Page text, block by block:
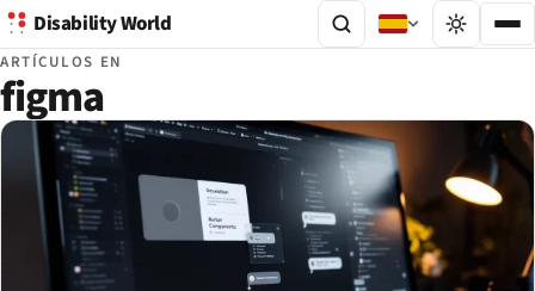
Disability World
ARTÍCULOS EN
figma